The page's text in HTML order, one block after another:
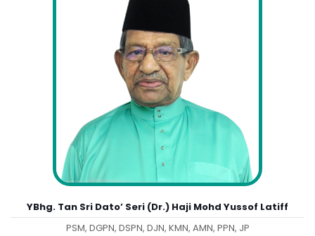
YBhg. Tan Sri Dato’ Seri (Dr.) Haji Mohd Yussof Latiff
PSM, DGPN, DSPN, DJN, KMN, AMN, PPN, JP